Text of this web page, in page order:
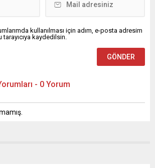
kullanılması için adım, e-posta adresim
kaydedilsin.
- 0 Yorum